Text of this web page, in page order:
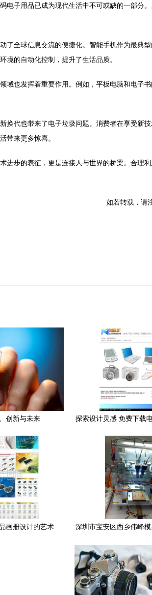
电子用品已成为现代生活中不可或缺的一部分
了全球信息交流的便捷化。智能手机作为最典
境的自动化控制，提升了生活品质。
域也发挥着重要作用。例如，平板电脑和电子
换代也带来了电子垃圾问题。消费者在享受新
带来更多惊喜。
进步的表征，更是连接人与世界的桥梁。合理
如若转载，请
创新与未来
探索设计灵感 免费下载
画册设计的艺术
深圳市宝安区西乡伟峰